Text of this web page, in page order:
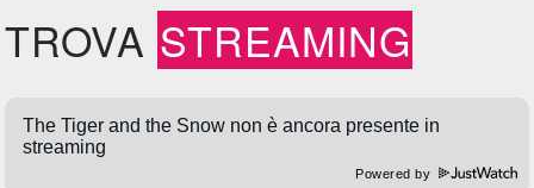
TROVA STREAMING
Powered by